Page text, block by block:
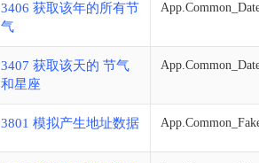
3406 获取该年的所有节
气
3407 获取该天的 节气
和星座
3801 模拟产生地址数据